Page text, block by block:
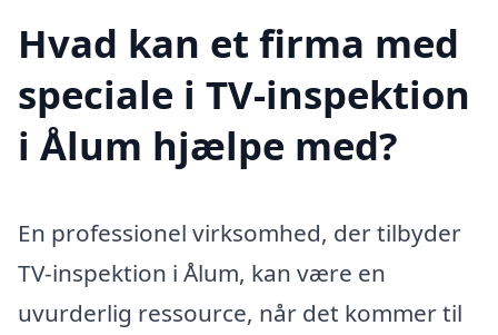
Hvad kan et firma med
speciale i TV-inspektion
i Ålum hjælpe med?
En professionel virksomhed, der tilbyder
TV-inspektion i Ålum, kan være en
uvurderlig ressource, når det kommer til